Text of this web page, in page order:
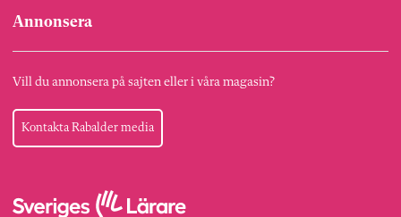
Annonsera
Vill du annonsera på sajten eller i våra magasin?
Kontakta Rabalder media